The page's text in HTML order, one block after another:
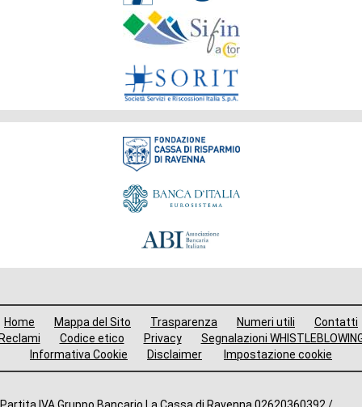
Fondazione
Home Mappa del Sito Trasparenza Numeri utili
Contatti
Codice etico Privacy
Segnalazioni
Informativa Cookie
Disclaimer Impostazione cookie